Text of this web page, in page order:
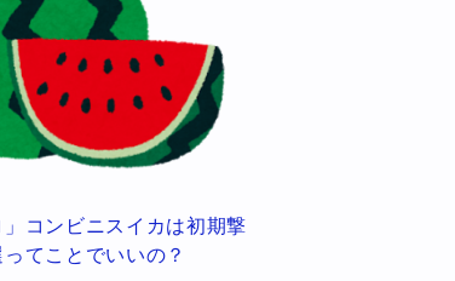
」コンビニスイカは初期撃
てことでいいの？